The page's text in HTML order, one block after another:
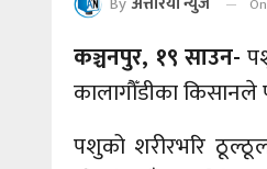
कञ्चनपुर, १९ साउन-
कालागौँडीका किसानले
पशुको शरीरभरि